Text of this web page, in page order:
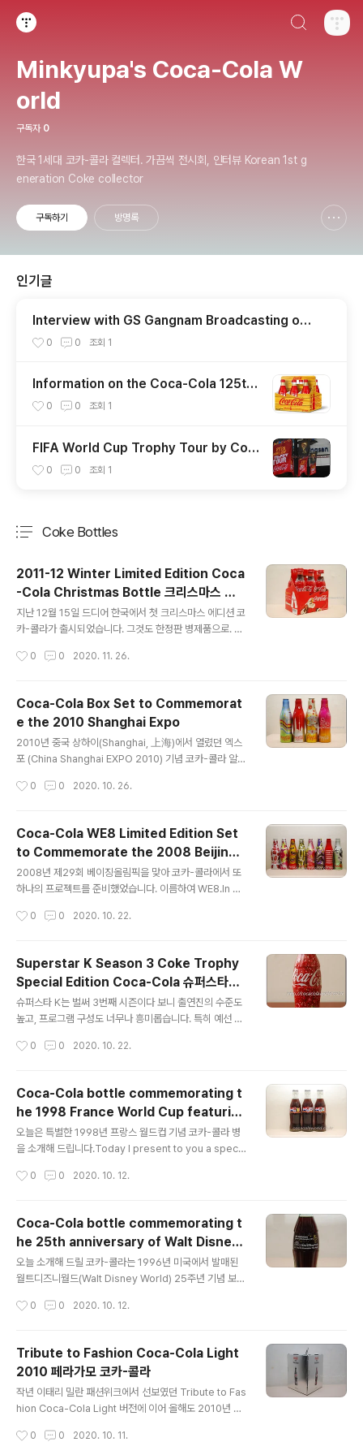
Minkyupa's Coca-Cola W
orld
구독자 0
한국 1세대 코카-콜라 컬렉터. 가끔씩 전시회, 인터뷰 Korean 1st g
eneration Coke collector
구독하기 방명록
인기글
Interview with GS Gangnam Broadcasting on
Coca-Cola World Exhibition (August 8, 2010)
0 0 조회 1
Information on the Coca-Cola 125th
Anniversary Exhibition
0 0 조회 1
FIFA World Cup Trophy Tour by Coc
a-Cola in Seoul(2010. 4. 21)
0 0 조회 1
Coke Bottles
2011-12 Winter Limited Edition Coca
-Cola Christmas Bottle 크리스마스 스
페셜 병콜라 패키지
지난 12월 15일 드디어 한국에서 첫 크리스마스 에디션 코
카-콜라가 출시되었습니다. 그것도 한정판 병제품으로. A
mas edition Coca-Cola was finally released in K
대형마트(이마트, 홈플러스, 롯데마트)에서 만나보실 수 있
습니다. 처음 출시 소식을 듣고 이마트로 달려갔었는데 아
직 입고가 안 되었는지 빈 손으로 왔다가 지난 주에 홈플러
스에서 구입하였습니다. The six-bottle packs are av
0 0 2020. 11. 26.
Coca-Cola Box Set to Commemorat
e the 2010 Shanghai Expo
2010년 중국 상하이(Shanghai, 上海)에서 열렸던 엑스
포 (China Shanghai EXPO 2010) 기념 코카-콜라 알루
ola aluminum contour bottles commemorating t
0월 31일까지 상하이 세계박람회장에서 "Better City, B
etter life"란 테마로 열렸고요, 투자 총액 30억 달러에 전
시회장 면적이 528헥타르(5.28제곱미터)로 역대 세계박
람회 중 최대 규모였습니다. 참가국 및 기업이 246개, 방
0 0 2020. 10. 26.
Coca-Cola WE8 Limited Edition Set
to Commemorate the 2008 Beijing
Olympics 북경올림픽 기념 보틀
2008년 제29회 베이징올림픽을 맞아 코카-콜라에서 또
하나의 프로젝트를 준비했었습니다. 이름하여 WE8.In 20
epared another project, called WE8. 번역없이 코
elcome to WE8An artistic and cultural exchange
like no other. Uniting eight of China's most exciti
ng artists and design firms with eight of the Wes
t's most progres..
0 0 2020. 10. 22.
Superstar K Season 3 Coke Trophy
Special Edition Coca-Cola 슈퍼스타K
기념 보틀
슈퍼스타 K는 벌써 3번째 시즌이다 보니 출연진의 수준도
높고, 프로그램 구성도 너무나 흥미롭습니다. 특히 예선 합
싶었는데 드디어 이번 주부터 일반인 대상 판매가 시작되
structure is incredibly engaging. I especially wa
nted the Coke trophies awarded to those who p
ass the preliminary round, and they're finally av
ailable for the general public t..
0 0 2020. 10. 22.
Coca-Cola bottle commemorating t
he 1998 France World Cup featurin
g the Taegeukgi(Korea National Fla
g) 태극기 코카-콜라
오늘은 특별한 1998년 프랑스 월드컵 기념 코카-콜라 병
을 소개해 드립니다.Today I present to you a specia
ance World Cup. 네덜란드에서 발매된 200ml짜리 19
라 태극기가 들어 있습니다.This is a 200ml commem
orative package for the 1998 France World Cup,
released in the Netherlands. The package featu
res the flags of the Netherlands' preliminary op
0 0 2020. 10. 12.
Coca-Cola bottle commemorating t
he 25th anniversary of Walt Disney
World in 1996 디즈니월드 25주년 기념 코
카-콜라
오늘 소개해 드릴 코카-콜라는 1996년 미국에서 발매된
월트디즈니월드(Walt Disney World) 25주년 기념 보틀
bottle commemorating the 25th anniversary of
화제작자 월트 디드니(Walt Disney)가 1955년 로스엔젤
리스 교외에 세운 대규모 오락 시설입니다. 그리고 1971년
플로리다주 올랜도에 디즈니랜드의 100배 넒은 부지에 세
운 테마파크가 월트디즈니월드입니다. 이웃 나라인 일본에
0 0 2020. 10. 12.
Tribute to Fashion Coca-Cola Light
2010 페라가모 코카-콜라
작년 이태리 밀란 패션위크에서 선보였던 Tribute to Fas
hion Coca-Cola Light 버전에 이어 올해도 2010년 버
olaworld.co.kr/30?category=896162 참고해 주세
0 0 2020. 10. 11.